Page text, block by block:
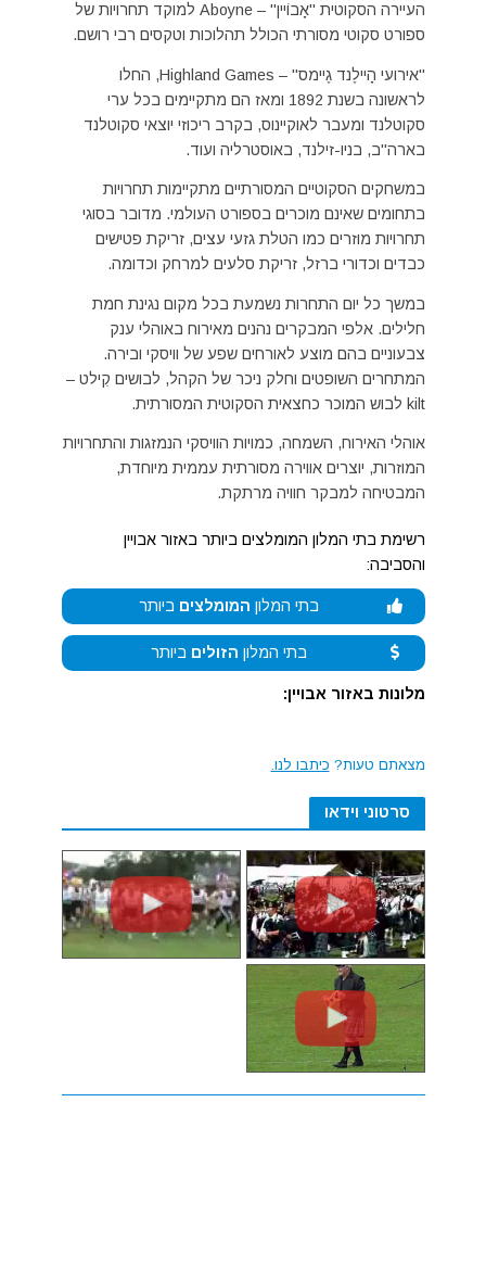
העיירה הסקוטית "אָבוֹיין" – Aboyne למוקד תחרויות של
ספורט סקוטי מסורתי הכולל תהלוכות וטקסים רבי רושם.
"אירועי הָיילֶנד גֶיימס" – Highland Games, החלו
לראשונה בשנת 1892 ומאז הם מתקיימים בכל ערי
סקוטלנד ומעבר לאוקיינוס, בקרב ריכוזי יוצאי סקוטלנד
בארה"ב, בניו-זילנד, באוסטרליה ועוד.
במשחקים הסקוטיים המסורתיים מתקיימות תחרויות
בתחומים שאינם מוכרים בספורט העולמי. מדובר בסוגי
תחרויות מוזרים כמו הטלת גזעי עצים, זריקת פטישים
כבדים וכדורי ברזל, זריקת סלעים למרחק וכדומה.
במשך כל יום התחרות נשמעת בכל מקום נגינת חמת
חלילים. אלפי המבקרים נהנים מאירוח באוהלי ענק
צבעוניים בהם מוצע לאורחים שפע של וויסקי ובירה.
המתחרים השופטים וחלק ניכר של הקהל, לבושים קִילט –
kilt לבוש המוכר כחצאית הסקוטית המסורתית.
אוהלי האירוח, השמחה, כמויות הוויסקי הנמזגות והתחרויות
המוזרות, יוצרים אווירה מסורתית עממית מיוחדת,
המבטיחה למבקר חוויה מרתקת.
רשימת בתי המלון המומלצים ביותר באזור אבויין
והסביבה:
בתי המלון המומלצים ביותר
בתי המלון הזולים ביותר
מלונות באזור אבויין:
מצאתם טעות? כיתבו לנו.
סרטוני וידאו